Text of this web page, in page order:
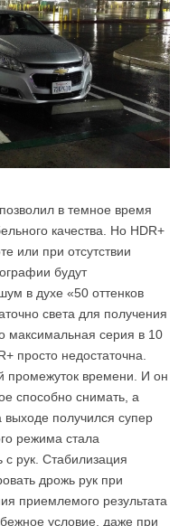
в темное время
качества. Но HDR+
или при отсутствии
будут
в духе «50 оттенков
света для получения
максимальная серия в 10
просто недостаточна.
промежуток времени. И он
способно снимать, а
выходе получился супер
режима стала
рук. Стабилизация
дрожь рук при
приемлемого результата
условие, даже при